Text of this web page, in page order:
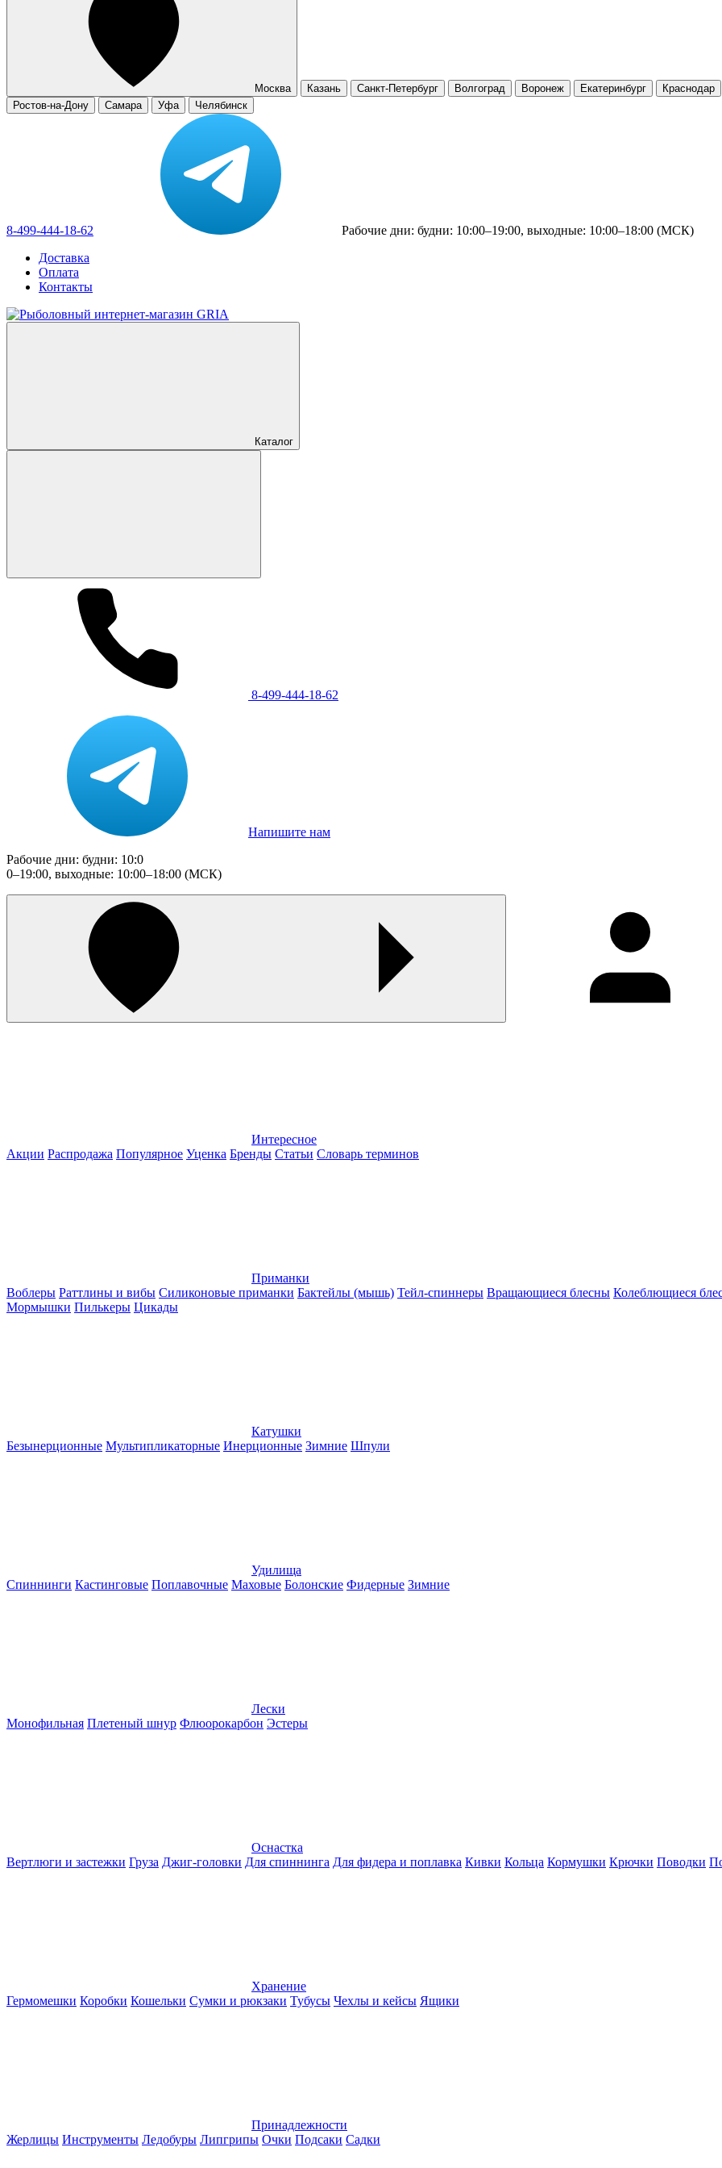
Москва Казань Санкт-Петербург Волгоград Воронеж Екатеринбург Краснодар
Ростов-на-Дону
Самара Уфа Челябинск
8-499-444-18-62
Рабочие дни: будни: 10:00–19:00, выходные: 10:00–18:00 (МСК)
Доставка
Оплата
Контакты
Каталог
8-499-444-18-62
Напишите нам
Рабочие дни: будни: 10:0
0–19:00, выходные: 10:00–18:00 (МСК)
Интересное
Акции Распродажа Популярное Уценка Бренды Статьи Словарь терминов
Приманки
Воблеры Раттлины и вибы Силиконовые приманки Бактейлы (мышь) Тейл-спиннеры Вращающиеся блесны Колеблющиеся
Мормышки Пилькеры Цикады
Катушки
Безынерционные Мультипликаторные Инерционные Зимние Шпули
Удилища
Спиннинги Кастинговые Поплавочные Маховые Болонские Фидерные Зимние
Лески
Монофильная Плетеный шнур Флюорокарбон Эстеры
Оснастка
Вертлюги и застежки Груза Джиг-головки Для спиннинга Для фидера и поплавка Кивки Кольца Кормушки Крючки Поводки
Хранение
Гермомешки Коробки Кошельки Сумки и рюкзаки Тубусы Чехлы и кейсы Ящики
Принадлежности
Жерлицы Инструменты Ледобуры Липгрипы Очки Подсаки Садки